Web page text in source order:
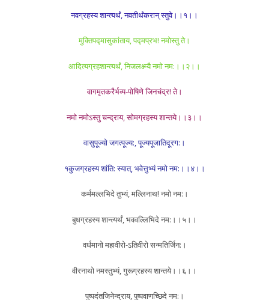
नवग्रहस्य शान्त्यर्थं, नवतीर्थंकरान् स्तुवे।।१।।
मुक्तिपद्मासुकांताय, पद्मप्रभ! नमोस्तु ते।
आदित्यग्रहशान्त्यर्थं, निजलक्ष्म्यै नमो नम:।।२।।
वागमृतकरैर्भव्य-पोषिणे जिनचंद्र! ते।
नमो नमोऽस्तु चन्द्राय, सोमग्रहस्य शान्तये।।३।।
वासुपूज्यो जगत्पूज्य:, पूज्यपूजातिदूरग:।
१कुजग्रहस्य शांति: स्यात्, भवेत्तुभ्यं नमो नम:।।४।।
कर्ममल्लभिदे तुभ्यं, मल्लिनाथ! नमो नम:।
बुधग्रहस्य शान्त्यर्थं, भववल्लिभिदे नम:।।५।।
वर्धमानो महावीरो-ऽतिवीरो सन्मतिर्जिन:।
वीरनाथो नमस्तुभ्यं, गुरूग्रहस्य शान्तये।।६।।
पुष्पदंतजिनेन्द्राय, पुष्पवाणच्छिदे नम:।